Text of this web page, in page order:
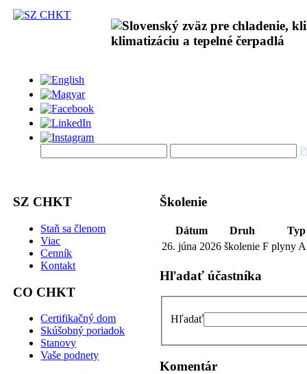
SZ CHKT
Staň sa členom
Viac
Cenník
Kontakt
CO CHKT
Certifikačný dom
Skúšobný poriadok
Stanovy
Vaše podnety
Školenie
Dátum Druh
Typ
26. júna 2026 školenie F plyny
Hľadať účastníka
Hľadať
Komentár